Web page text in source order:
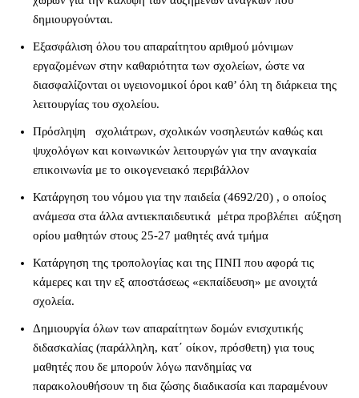
δημιουργούνται.
Εξασφάλιση όλου του απαραίτητου αριθμού μόνιμων
εργαζομένων στην καθαριότητα των σχολείων, ώστε να
διασφαλίζονται οι υγειονομικοί όροι καθ’ όλη τη διάρκεια της
λειτουργίας του σχολείου.
Πρόσληψη σχολιάτρων, σχολικών νοσηλευτών καθώς και
ψυχολόγων και κοινωνικών λειτουργών για την αναγκαία
επικοινωνία με το οικογενειακό περιβάλλον
Κατάργηση του νόμου για την παιδεία (4692/20) , ο οποίος
ανάμεσα στα άλλα αντιεκπαιδευτικά μέτρα προβλέπει αύξηση
ορίου μαθητών στους 25-27 μαθητές ανά τμήμα
Κατάργηση της τροπολογίας και της ΠΝΠ που αφορά τις
κάμερες και την εξ αποστάσεως «εκπαίδευση» με ανοιχτά
σχολεία.
Δημιουργία όλων των απαραίτητων δομών ενισχυτικής
διδασκαλίας (παράλληλη, κατ΄ οίκον, πρόσθετη) για τους
μαθητές που δε μπορούν λόγω πανδημίας να
παρακολουθήσουν τη δια ζώσης διαδικασία και παραμένουν